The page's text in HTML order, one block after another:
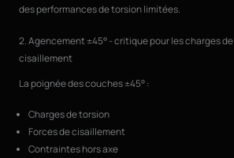
des performances de torsion limitées.
2. Agencement ±45° - critique pour les charges
cisaillement
La poignée des couches ±45° :
Charges de torsion
Forces de cisaillement
Contraintes hors axe